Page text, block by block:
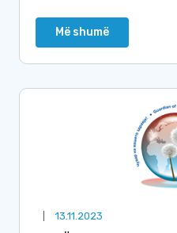
Më shumë
13.11.2023